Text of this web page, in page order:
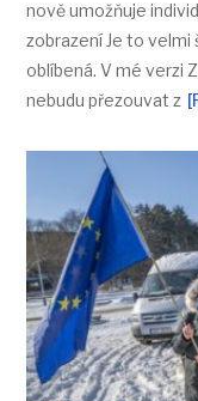
nově umožňuje
zobrazení Je to
oblíbená. V mé verzi
nebudu přezouvat z